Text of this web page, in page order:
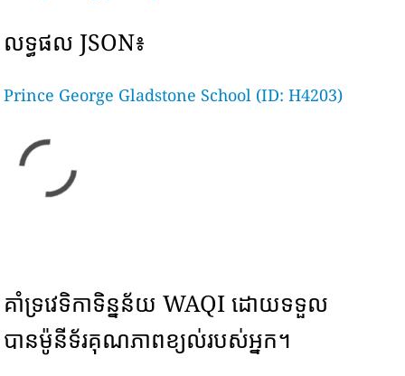
លទ្ធផល JSON៖
Prince George Gladstone School (ID: H4203)
គាំទ្រវេទិកាទិន្នន័យ WAQI ដោយទទួល
បានម៉ូនីទ័រគុណភាពខ្យល់របស់អ្នក។